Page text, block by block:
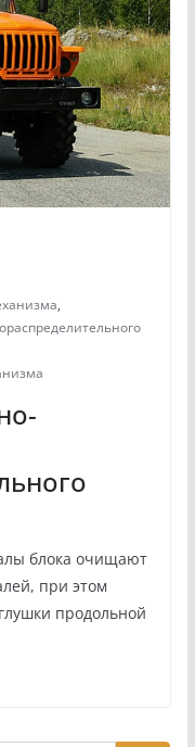
,
блока очищают
при этом
продольной